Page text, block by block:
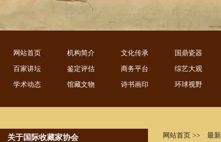
网站首页 机构简介 文化传承 国鼎瓷器
百家讲坛 鉴定评估 商务平台 综艺大观
学术动态 馆藏文物 诗书画印 环球视野
关于国际收藏家协会 网站首页 >> 最新